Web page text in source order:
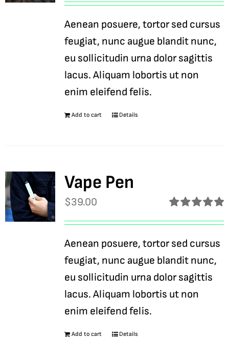
Aenean posuere, tortor sed cursus
feugiat, nunc augue blandit nunc,
eu sollicitudin urna dolor sagittis
lacus. Aliquam lobortis ut non
enim eleifend felis.
Add to cart Details
Vape Pen
Rated5.00
$39.00
Aenean posuere, tortor sed cursus
feugiat, nunc augue blandit nunc,
eu sollicitudin urna dolor sagittis
lacus. Aliquam lobortis ut non
enim eleifend felis.
Add to cart Details